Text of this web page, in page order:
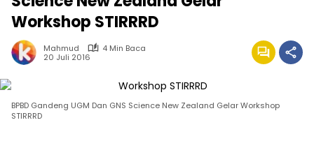
Workshop STIRRRD
Mahmud
4 Min Baca
20 Juli 2016
BPBD Gandeng UGM Dan GNS Science New Zealand Gelar Workshop
STIRRRD